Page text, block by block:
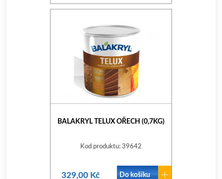
BALAKRYL TELUX OŘECH (0,7KG)
Kod produktu: 39642
329,00 Kč Do košíku